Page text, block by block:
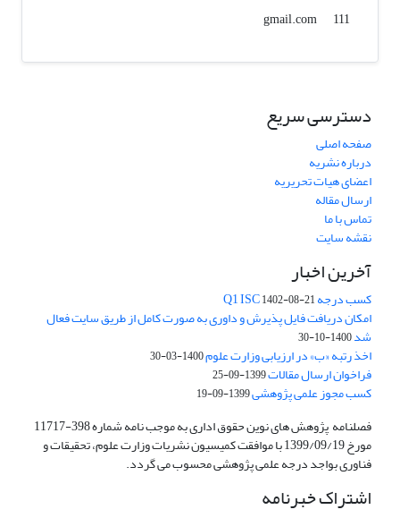
gmail.com
دسترسی سریع
صفحه اصلی
درباره نشریه
اعضای هیات تحریریه
ارسال مقاله
تماس با ما
نقشه سایت
آخرین اخبار
کسب درجه Q1 ISC1402-08-21
امکان دریافت فایل پذیرش و داوری به صورت کامل از طریق سایت فعال
شد1400-10-30
اخذ رتبه «ب» در ارزیابی وزارت علوم1400-03-30
فراخوان ارسال مقالات1399-09-25
کسب مجوز علمی پژوهشی1399-09-19
فصلنامه پژوهش های نوین حقوق اداری به موجب نامه شماره 398-11717
مورخ 1399/09/19 با موافقت کمیسیون نشریات وزارت علوم، تحقیقات و
فناوری بواجد درجه علمی پژوهشی محسوب می گردد.
اشتراک خبرنامه